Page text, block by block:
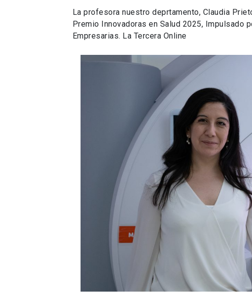
La profesora nuestro deprtamento, Claudia
Premio Innovadoras en Salud 2025, Impulsado
Empresarias. La Tercera Online